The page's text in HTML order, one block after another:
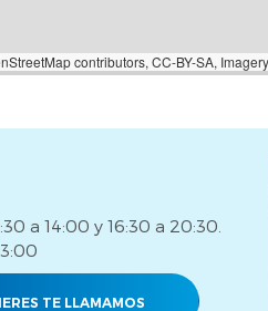
contributors, CC-BY-SA,
a 14:00 y 16:30 a 20:30.
TE LLAMAMOS